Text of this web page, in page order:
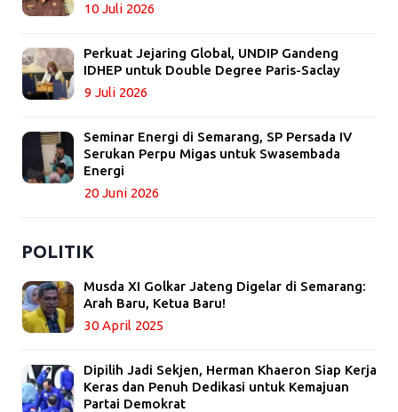
10 Juli 2026
Perkuat Jejaring Global, UNDIP Gandeng
IDHEP untuk Double Degree Paris-Saclay
9 Juli 2026
Seminar Energi di Semarang, SP Persada IV
Serukan Perpu Migas untuk Swasembada
Energi
20 Juni 2026
POLITIK
Musda XI Golkar Jateng Digelar di Semarang:
Arah Baru, Ketua Baru!
30 April 2025
Dipilih Jadi Sekjen, Herman Khaeron Siap Kerja
Keras dan Penuh Dedikasi untuk Kemajuan
Partai Demokrat